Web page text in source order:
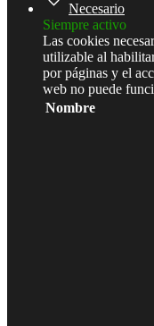
Necesario
Siempre activo
Las cookies
utilizable al
por páginas y el
web no puede
Nombre